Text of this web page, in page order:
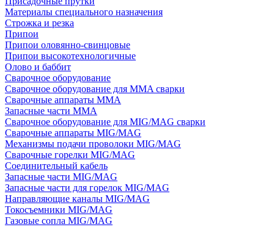
Материалы специального назначения
Строжка и резка
Припои
Припои оловянно-свинцовые
Припои высокотехнологичные
Олово и баббит
Сварочное оборудование
Сварочное оборудование для MMA сварки
Сварочные аппараты MMA
Запасные части MMA
Сварочное оборудование для MIG/MAG сварки
Сварочные аппараты MIG/MAG
Механизмы подачи проволоки MIG/MAG
Сварочные горелки MIG/MAG
Соединительный кабель
Запасные части MIG/MAG
Запасные части для горелок MIG/MAG
Направляющие каналы MIG/MAG
Токосъемники MIG/MAG
Газовые сопла MIG/MAG